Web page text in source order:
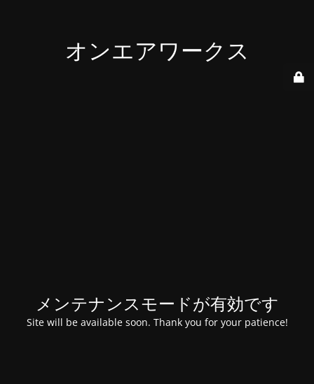
オンエアワークス
メンテナンスモードが有効です
Site will be available soon. Thank you for your patience!